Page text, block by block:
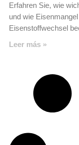
Erfahren Sie, wie
und wie
Eisenstoffwechsel
Leer más »